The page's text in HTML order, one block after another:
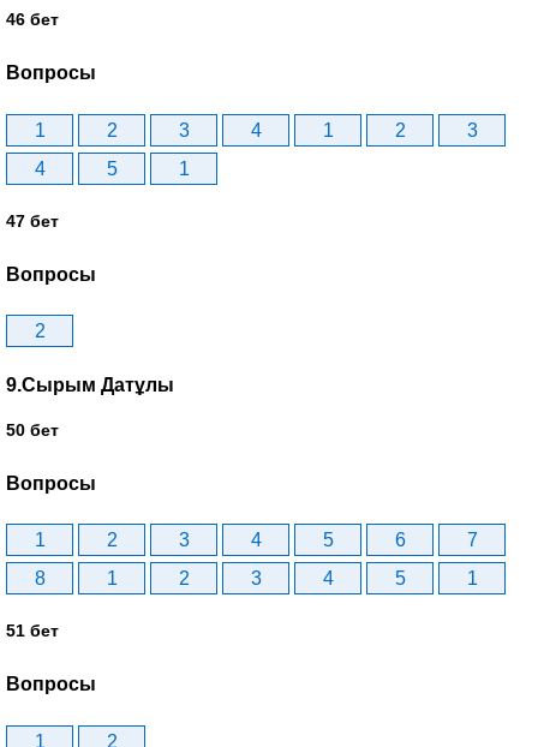
46 бет
Вопросы
1 2 3 4 1 2
3
4
5 1
47 бет
Вопросы
2
9.Сырым Датұлы
50 бет
Вопросы
1 2 3 4 5 6
7
8
1 2 3 4 5 1
51 бет
Вопросы
1 2